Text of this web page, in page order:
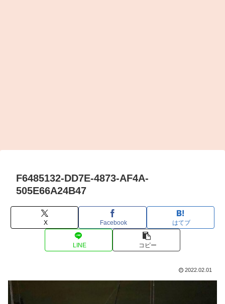
F6485132-DD7E-4873-AF4A-
505E66A24B47
X Facebook はてブ
LINE コピー
2022.02.01